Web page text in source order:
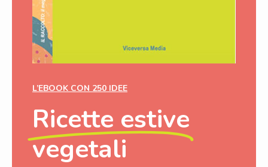
L’EBOOK CON 250 IDEE
Ricette estive
vegetali